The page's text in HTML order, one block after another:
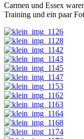
Carmen und Essex
Training und ein paar